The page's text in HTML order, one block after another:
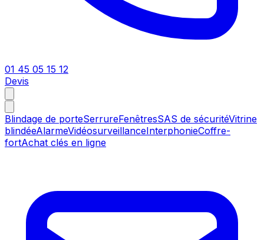
01 45 05 15 12
Devis
Blindage de porteSerrureFenêtresSAS de sécuritéVitrine
blindéeAlarmeVidéosurveillanceInterphonieCoffre-
fortAchat clés en ligne